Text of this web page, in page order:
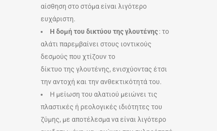
αίσθηση στο στόμα είναι λιγότερο
ευχάριστη.
Η δομή του δικτύου της γλουτένης: το
αλάτι παρεμβαίνει στους ιοντικούς
δεσμούς που χτίζουν το
δίκτυο της γλουτένης, ενισχύοντας έτσι
την αντοχή και την ανθεκτικότητά του.
Η μείωση του αλατιού μειώνει τις
πλαστικές ή ρεολογικές ιδιότητες του
ζύμης, με αποτέλεσμα να είναι λιγότερο